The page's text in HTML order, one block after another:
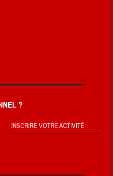
?
INSCRIRE VOTRE ACTIVITÉ